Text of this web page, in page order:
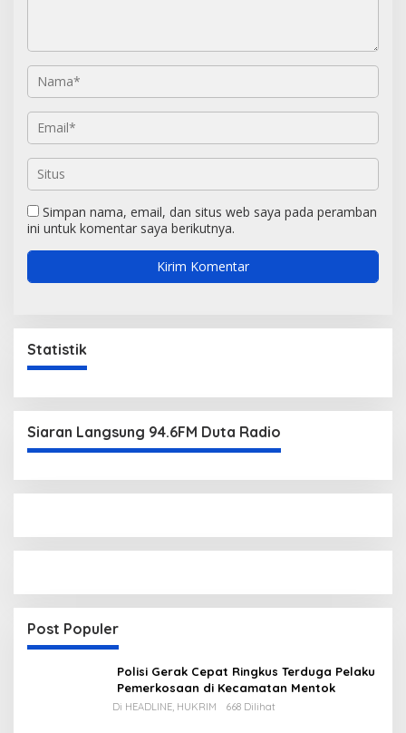
Simpan nama, email, dan situs web saya pada peramban
ini untuk komentar saya berikutnya.
Statistik
Siaran Langsung 94.6FM Duta Radio
Post Populer
Polisi Gerak Cepat Ringkus Terduga Pelaku
Pemerkosaan di Kecamatan Mentok
Di HEADLINE, HUKRIM 668 Dilihat